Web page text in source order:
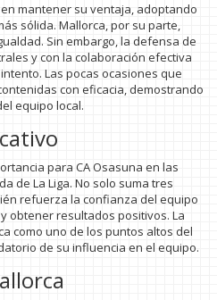
mantener su ventaja, adoptando
sólida. Mallorca, por su parte,
Sin embargo, la defensa de
y con la colaboración efectiva
Las pocas ocasiones que
con eficacia, demostrando
equipo local.
para CA Osasuna en las
de La Liga. No solo suma tres
refuerza la confianza del equipo
obtener resultados positivos. La
como uno de los puntos altos del
de su influencia en el equipo.